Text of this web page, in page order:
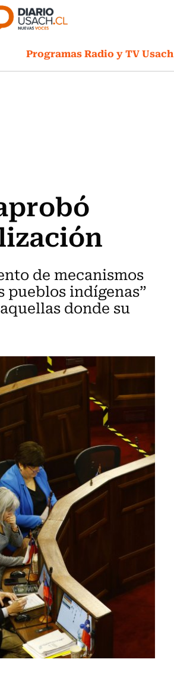
Programas Radio y TV Usach
de mecanismos
pueblos indígenas”
donde su